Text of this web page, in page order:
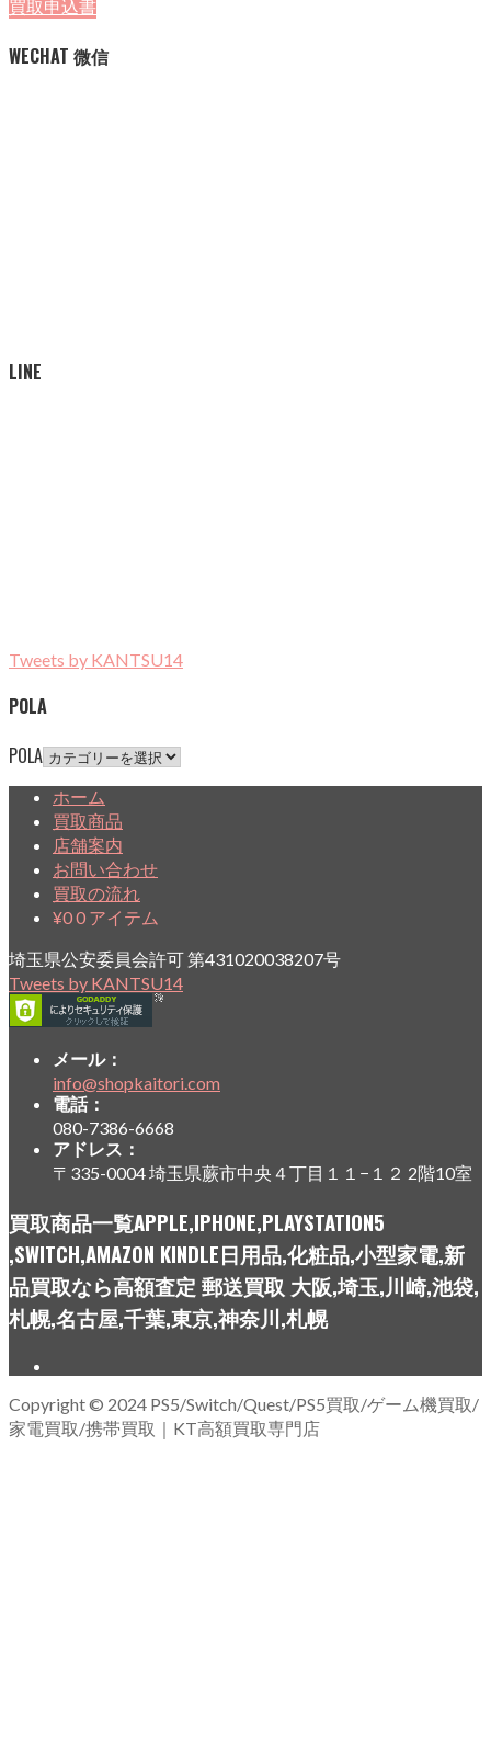
WECHAT 微信
LINE
Tweets by KANTSU14
POLA
POLA
ホーム
買取商品
店舗案内
お問い合わせ
買取の流れ
¥00 アイテム
埼玉県公安委員会許可 第431020038207号
Tweets by KANTSU14
メール：
info@shopkaitori.com
電話：
080-7386-6668
アドレス：
〒335-0004 埼玉県蕨市中央４丁目１１−１２ 2階10室
買取商品一覧APPLE,IPHONE,PLAYSTATION5
,SWITCH,AMAZON KINDLE日用品,化粧品,小型家電,新
品買取なら高額査定 郵送買取 大阪,埼玉,川崎,池袋,
札幌,名古屋,千葉,東京,神奈川,札幌
Copyright © 2024 PS5/Switch/Quest/PS5買取/ゲーム機買取/
家電買取/携帯買取｜KT高額買取専門店